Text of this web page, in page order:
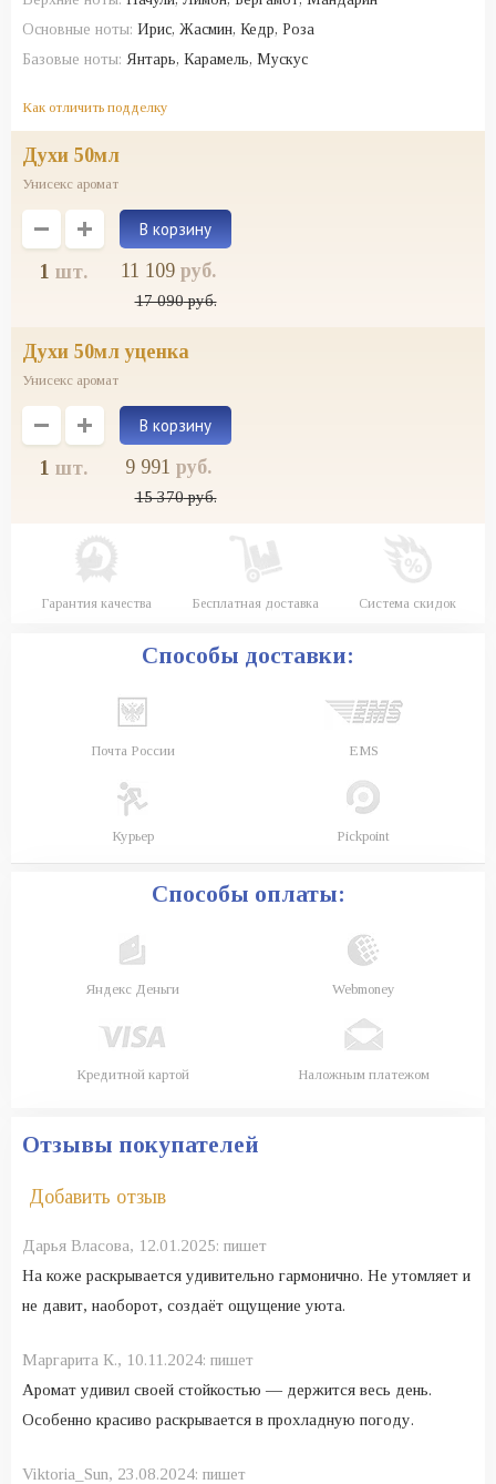
Как отличить подделку
Основные ноты: Ирис, Жасмин, Кедр, Роза
Базовые ноты: Янтарь, Карамель, Мускус
духи 50мл
Унисекс аромат
1 шт. 11 109 руб.
17 090руб.
духи 50мл уценка
Унисекс аромат
1 шт. 9 991 руб.
15 370руб.
Гарантия качества Бесплатная доставка Система скидок
Способы доставки:
Почта России EMS
Курьер Pickpoint
Способы оплаты:
Яндекс Деньги Webmoney
Кредитной картой Наложным платежом
Отзывы покупателей
Добавить отзыв
Дарья Власова, 12.01.2025: пишет
На коже раскрывается удивительно гармонично. Не утомляет и
не давит, наоборот, создаёт ощущение уюта.
Маргарита К., 10.11.2024: пишет
Аромат удивил своей стойкостью — держится весь день.
Особенно красиво раскрывается в прохладную погоду.
Viktoria_Sun, 23.08.2024: пишет